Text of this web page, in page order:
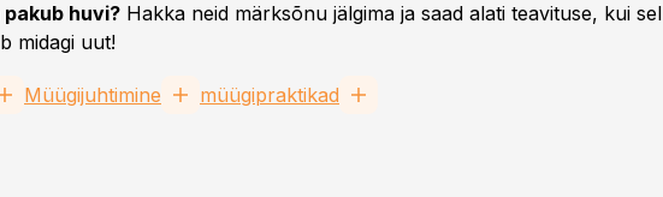
huvi? Hakka neid märksõnu jälgima ja saad alati teavituse, kui sel
midagi uut!
Müügijuhtimine müügipraktikad